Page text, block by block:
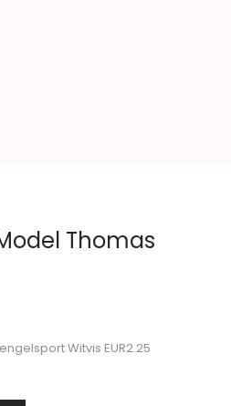
Thomas
Witvis EUR2.25